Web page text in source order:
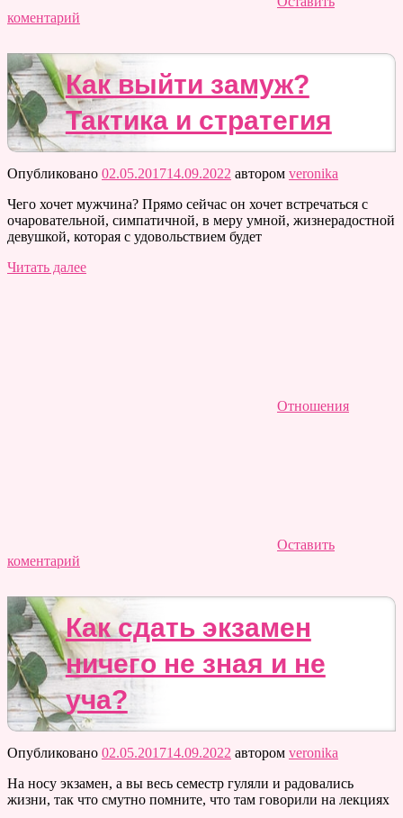
коментарий
Как выйти замуж?
Тактика и стратегия
Опубликовано 02.05.201714.09.2022 автором veronika
Чего хочет мужчина? Прямо сейчас он хочет встречаться с
очаровательной, симпатичной, в меру умной, жизнерадостной
девушкой, которая с удовольствием будет
Читать далее
Отношения
Оставить
коментарий
Как сдать экзамен
ничего не зная и не
уча?
Опубликовано 02.05.201714.09.2022 автором veronika
На носу экзамен, а вы весь семестр гуляли и радовались
жизни, так что смутно помните, что там говорили на лекциях